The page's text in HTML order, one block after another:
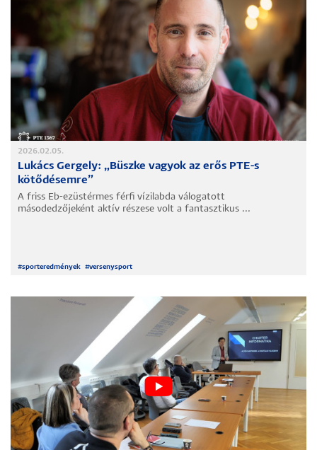
2026.02.05.
Lukács Gergely: „Büszke vagyok az erős PTE-s
kötődésemre”
A friss Eb-ezüstérmes férfi vízilabda válogatott
másodedzőjeként aktív részese volt a fantasztikus ...
#sporteredmények #versenysport